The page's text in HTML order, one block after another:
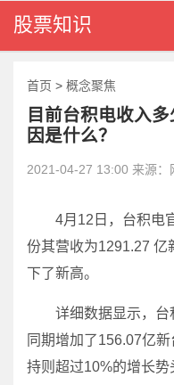
股票知识
首页 > 概念聚焦
目前台积电收入
因是什么？
2021-04-27 13:00 来源：
4月12日，台积电官
份其营收为1291.27 亿
下了新高。
详细数据显示，台
同期增加了156.07亿
持则超过10%的增长